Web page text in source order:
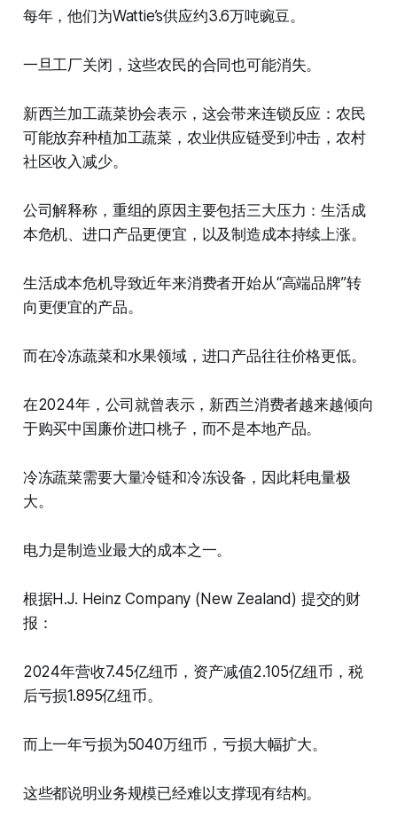
每年，他们为Wattie’s供应约3.6万吨豌豆。
一旦工厂关闭，这些农民的合同也可能消失。
新西兰加工蔬菜协会表示，这会带来连锁反应：农民
可能放弃种植加工蔬菜，农业供应链受到冲击，农村
社区收入减少。
公司解释称，重组的原因主要包括三大压力：生活成
本危机、进口产品更便宜，以及制造成本持续上涨。
生活成本危机导致近年来消费者开始从“高端品牌”转
向更便宜的产品。
而在冷冻蔬菜和水果领域，进口产品往往价格更低。
在2024年，公司就曾表示，新西兰消费者越来越倾向
于购买中国廉价进口桃子，而不是本地产品。
冷冻蔬菜需要大量冷链和冷冻设备，因此耗电量极
大。
电力是制造业最大的成本之一。
根据H.J. Heinz Company (New Zealand) 提交的财
报：
2024年营收7.45亿纽币，资产减值2.105亿纽币，税
后亏损1.895亿纽币。
而上一年亏损为5040万纽币，亏损大幅扩大。
这些都说明业务规模已经难以支撑现有结构。